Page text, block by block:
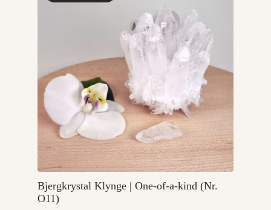
Bjergkrystal Klynge | One-of-a-kind (Nr.
O11)